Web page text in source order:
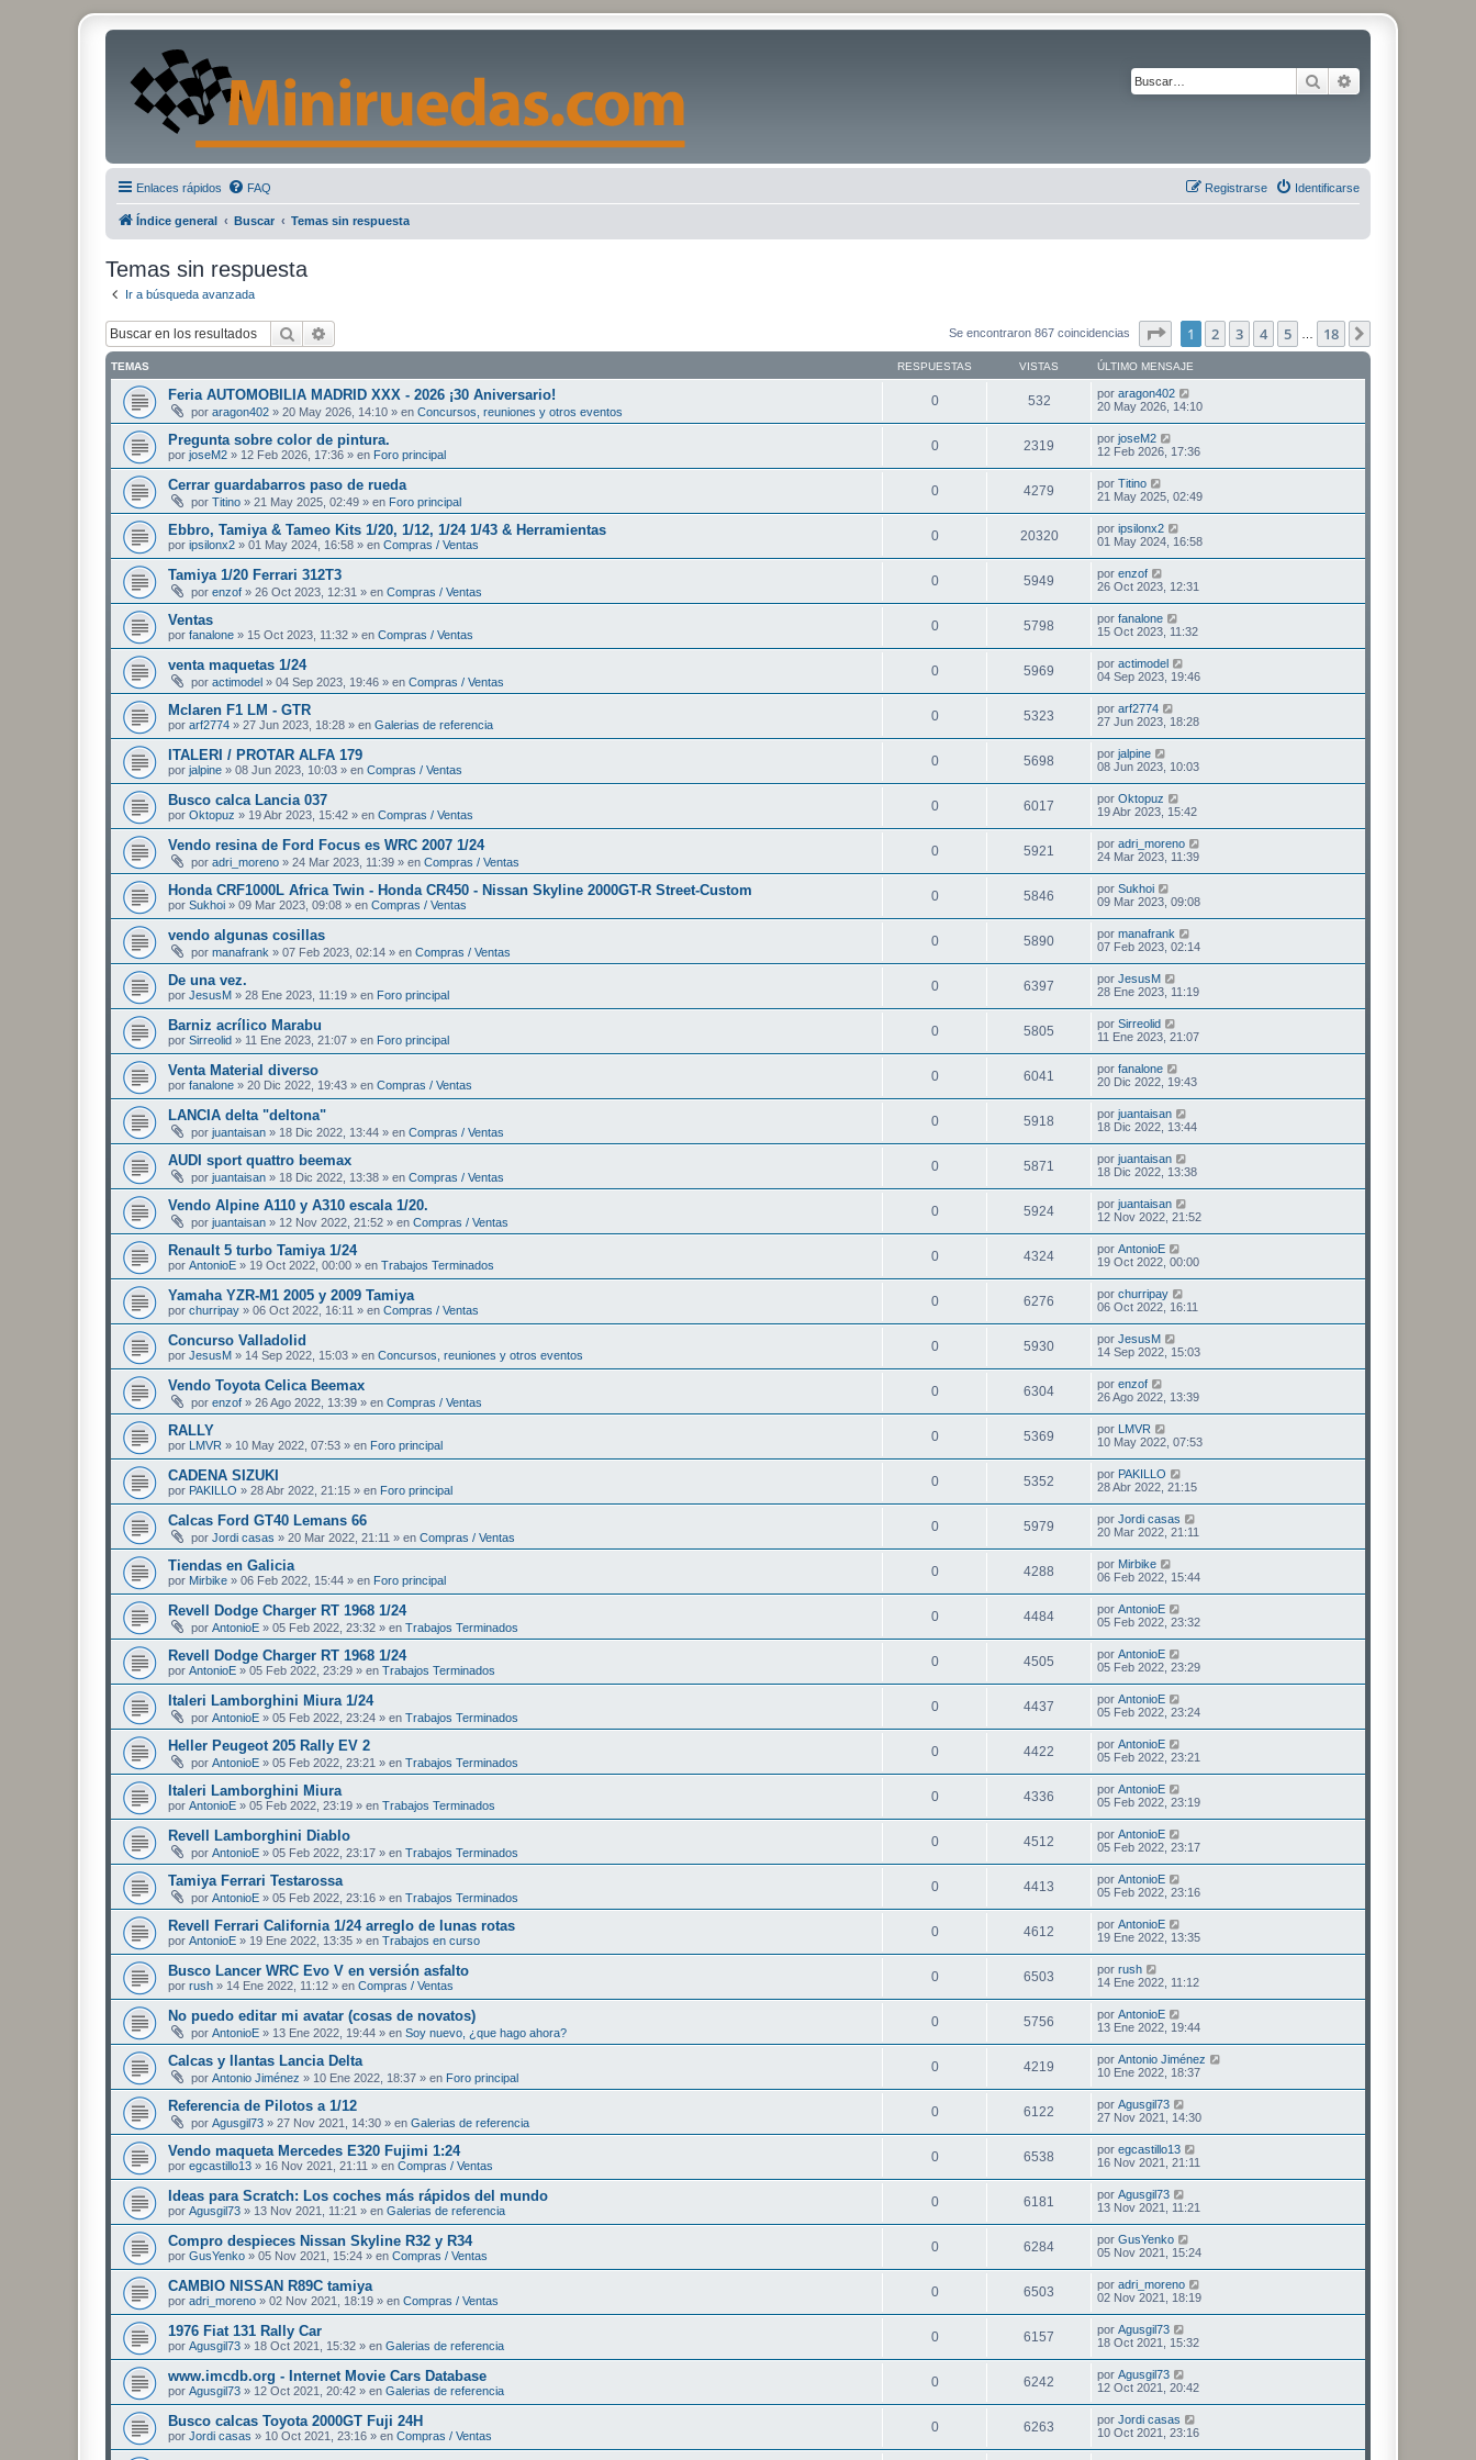
Buscar
Enlaces rápidos FAQ Identificarse
Registrarse
Índice general Buscar Temas sin respuesta
Temas sin respuesta
Ir a búsqueda avanzada
Buscar Se encontraron 867 coincidencias Página1 de 18
1 2 3 4 5 18
TEMAS RESPUESTAS VISTAS ÚLTIMO MENSAJE
Feria AUTOMOBILIA MADRID XXX - 2026 ¡30 Aniversario!
por aragon402 » 20 May 2026, 14:10 » en Concursos, reuniones y otros eventos
0 532 por aragon402
20 May 2026, 14:10
Pregunta sobre color de pintura.
por joseM2 » 12 Feb 2026, 17:36 » en Foro principal
0 2319 por joseM2
12 Feb 2026, 17:36
Cerrar guardabarros paso de rueda
por Titino » 21 May 2025, 02:49 » en Foro principal
0 4279 por Titino
21 May 2025, 02:49
Ebbro, Tamiya & Tameo Kits 1/20, 1/12, 1/24 1/43 & Herramientas
por ipsilonx2 » 01 May 2024, 16:58 » en Compras / Ventas
0 20320 por ipsilonx2
01 May 2024, 16:58
Tamiya 1/20 Ferrari 312T3
por enzof » 26 Oct 2023, 12:31 » en Compras / Ventas
0 5949 por enzof
26 Oct 2023, 12:31
Ventas
por fanalone » 15 Oct 2023, 11:32 » en Compras / Ventas
0 5798 por fanalone
15 Oct 2023, 11:32
venta maquetas 1/24
por actimodel » 04 Sep 2023, 19:46 » en Compras / Ventas
0 5969 por actimodel
04 Sep 2023, 19:46
Mclaren F1 LM - GTR
por arf2774 » 27 Jun 2023, 18:28 » en Galerias de referencia
0 5323 por arf2774
27 Jun 2023, 18:28
ITALERI / PROTAR ALFA 179
por jalpine » 08 Jun 2023, 10:03 » en Compras / Ventas
0 5698 por jalpine
08 Jun 2023, 10:03
Busco calca Lancia 037
por Oktopuz » 19 Abr 2023, 15:42 » en Compras / Ventas
0 6017 por Oktopuz
19 Abr 2023, 15:42
Vendo resina de Ford Focus es WRC 2007 1/24
por adri_moreno » 24 Mar 2023, 11:39 » en Compras / Ventas
0 5921 por adri_moreno
24 Mar 2023, 11:39
Honda CRF1000L Africa Twin - Honda CR450 - Nissan Skyline 2000GT-R Street-Custom
por Sukhoi » 09 Mar 2023, 09:08 » en Compras / Ventas
0 5846 por Sukhoi
09 Mar 2023, 09:08
vendo algunas cosillas
por manafrank » 07 Feb 2023, 02:14 » en Compras / Ventas
0 5890 por manafrank
07 Feb 2023, 02:14
De una vez.
por JesusM » 28 Ene 2023, 11:19 » en Foro principal
0 6397 por JesusM
28 Ene 2023, 11:19
Barniz acrílico Marabu
por Sirreolid » 11 Ene 2023, 21:07 » en Foro principal
0 5805 por Sirreolid
11 Ene 2023, 21:07
Venta Material diverso
por fanalone » 20 Dic 2022, 19:43 » en Compras / Ventas
0 6041 por fanalone
20 Dic 2022, 19:43
LANCIA delta "deltona"
por juantaisan » 18 Dic 2022, 13:44 » en Compras / Ventas
0 5918 por juantaisan
18 Dic 2022, 13:44
AUDI sport quattro beemax
por juantaisan » 18 Dic 2022, 13:38 » en Compras / Ventas
0 5871 por juantaisan
18 Dic 2022, 13:38
Vendo Alpine A110 y A310 escala 1/20.
por juantaisan » 12 Nov 2022, 21:52 » en Compras / Ventas
0 5924 por juantaisan
12 Nov 2022, 21:52
Renault 5 turbo Tamiya 1/24
por AntonioE » 19 Oct 2022, 00:00 » en Trabajos Terminados
0 4324 por AntonioE
19 Oct 2022, 00:00
Yamaha YZR-M1 2005 y 2009 Tamiya
por churripay » 06 Oct 2022, 16:11 » en Compras / Ventas
0 6276 por churripay
06 Oct 2022, 16:11
Concurso Valladolid
por JesusM » 14 Sep 2022, 15:03 » en Concursos, reuniones y otros eventos
0 5930 por JesusM
14 Sep 2022, 15:03
Vendo Toyota Celica Beemax
por enzof » 26 Ago 2022, 13:39 » en Compras / Ventas
0 6304 por enzof
26 Ago 2022, 13:39
RALLY
por LMVR » 10 May 2022, 07:53 » en Foro principal
0 5369 por LMVR
10 May 2022, 07:53
CADENA SIZUKI
por PAKILLO » 28 Abr 2022, 21:15 » en Foro principal
0 5352 por PAKILLO
28 Abr 2022, 21:15
Calcas Ford GT40 Lemans 66
por Jordi casas » 20 Mar 2022, 21:11 » en Compras / Ventas
0 5979 por Jordi casas
20 Mar 2022, 21:11
Tiendas en Galicia
por Mirbike » 06 Feb 2022, 15:44 » en Foro principal
0 4288 por Mirbike
06 Feb 2022, 15:44
Revell Dodge Charger RT 1968 1/24
por AntonioE » 05 Feb 2022, 23:32 » en Trabajos Terminados
0 4484 por AntonioE
05 Feb 2022, 23:32
Revell Dodge Charger RT 1968 1/24
por AntonioE » 05 Feb 2022, 23:29 » en Trabajos Terminados
0 4505 por AntonioE
05 Feb 2022, 23:29
Italeri Lamborghini Miura 1/24
por AntonioE » 05 Feb 2022, 23:24 » en Trabajos Terminados
0 4437 por AntonioE
05 Feb 2022, 23:24
Heller Peugeot 205 Rally EV 2
por AntonioE » 05 Feb 2022, 23:21 » en Trabajos Terminados
0 4422 por AntonioE
05 Feb 2022, 23:21
Italeri Lamborghini Miura
por AntonioE » 05 Feb 2022, 23:19 » en Trabajos Terminados
0 4336 por AntonioE
05 Feb 2022, 23:19
Revell Lamborghini Diablo
por AntonioE » 05 Feb 2022, 23:17 » en Trabajos Terminados
0 4512 por AntonioE
05 Feb 2022, 23:17
Tamiya Ferrari Testarossa
por AntonioE » 05 Feb 2022, 23:16 » en Trabajos Terminados
0 4413 por AntonioE
05 Feb 2022, 23:16
Revell Ferrari California 1/24 arreglo de lunas rotas
por AntonioE » 19 Ene 2022, 13:35 » en Trabajos en curso
0 4612 por AntonioE
19 Ene 2022, 13:35
Busco Lancer WRC Evo V en versión asfalto
por rush » 14 Ene 2022, 11:12 » en Compras / Ventas
0 6503 por rush
14 Ene 2022, 11:12
No puedo editar mi avatar (cosas de novatos)
por AntonioE » 13 Ene 2022, 19:44 » en Soy nuevo, ¿que hago ahora?
0 5756 por AntonioE
13 Ene 2022, 19:44
Calcas y llantas Lancia Delta
por Antonio Jiménez » 10 Ene 2022, 18:37 » en Foro principal
0 4219 por Antonio Jiménez
10 Ene 2022, 18:37
Referencia de Pilotos a 1/12
por Agusgil73 » 27 Nov 2021, 14:30 » en Galerias de referencia
0 6122 por Agusgil73
27 Nov 2021, 14:30
Vendo maqueta Mercedes E320 Fujimi 1:24
por egcastillo13 » 16 Nov 2021, 21:11 » en Compras / Ventas
0 6538 por egcastillo13
16 Nov 2021, 21:11
Ideas para Scratch: Los coches más rápidos del mundo
por Agusgil73 » 13 Nov 2021, 11:21 » en Galerias de referencia
0 6181 por Agusgil73
13 Nov 2021, 11:21
Compro despieces Nissan Skyline R32 y R34
por GusYenko » 05 Nov 2021, 15:24 » en Compras / Ventas
0 6284 por GusYenko
05 Nov 2021, 15:24
CAMBIO NISSAN R89C tamiya
por adri_moreno » 02 Nov 2021, 18:19 » en Compras / Ventas
0 6503 por adri_moreno
02 Nov 2021, 18:19
1976 Fiat 131 Rally Car
por Agusgil73 » 18 Oct 2021, 15:32 » en Galerias de referencia
0 6157 por Agusgil73
18 Oct 2021, 15:32
www.imcdb.org - Internet Movie Cars Database
por Agusgil73 » 12 Oct 2021, 20:42 » en Galerias de referencia
0 6242 por Agusgil73
12 Oct 2021, 20:42
Busco calcas Toyota 2000GT Fuji 24H
por Jordi casas » 10 Oct 2021, 23:16 » en Compras / Ventas
0 6263 por Jordi casas
10 Oct 2021, 23:16